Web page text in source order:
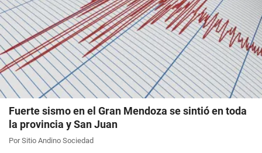
Fuerte sismo en el Gran Mendoza se sintió en toda
la provincia y San Juan
Por Sitio Andino Sociedad